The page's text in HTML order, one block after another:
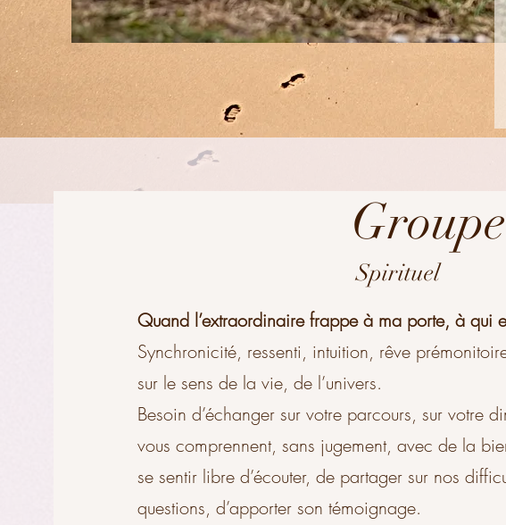
Spirituel
Quand l’extraordinaire frappe à ma porte, à qui
Synchronicité, ressenti, intuition, rêve
sur le sens de la vie, de l’univers.
Besoin d’échanger sur votre parcours, sur votre
vous comprennent, sans jugement, avec de la
se sentir libre d’écouter, de partager sur nos
questions, d’apporter son témoignage.